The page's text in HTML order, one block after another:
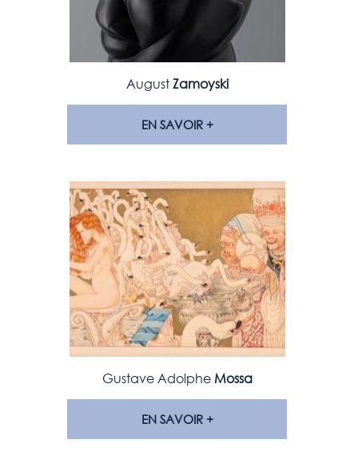
August Zamoyski
EN SAVOIR +
Gustave Adolphe Mossa
EN SAVOIR +